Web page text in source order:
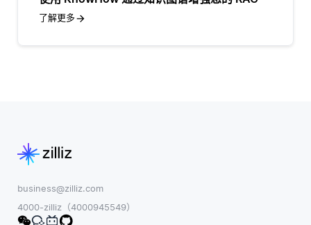
了解更多
business@zilliz.com
4000-zilliz（4000945549）